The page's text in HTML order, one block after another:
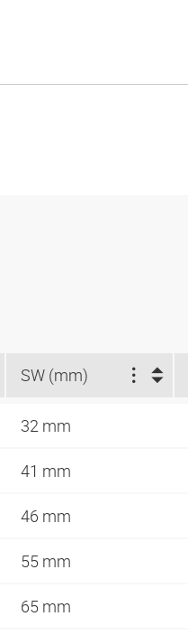
SW (mm)
32 mm
41 mm
46 mm
55 mm
65 mm